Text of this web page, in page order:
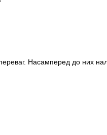
Насамперед до них